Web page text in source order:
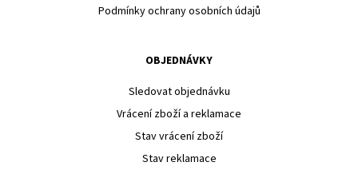
Podmínky ochrany osobních údajů
OBJEDNÁVKY
Sledovat objednávku
Vrácení zboží a reklamace
Stav vrácení zboží
Stav reklamace